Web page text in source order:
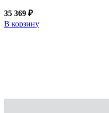
35 369 ₽
В корзину